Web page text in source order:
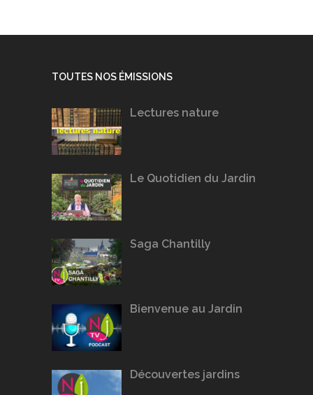
TOUTES NOS ÉMISSIONS
Lectures nature
Le Quotidien du Jardin
Saga Chantilly
Bienvenue au Jardin
Découvertes jardins